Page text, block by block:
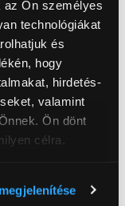
az Ön személyes
technológiákat
és
hogy
hirdetés-
valamint
Ön dönt
célra.
funkciókat biztosít
A 16
az előző
pedig bárhol